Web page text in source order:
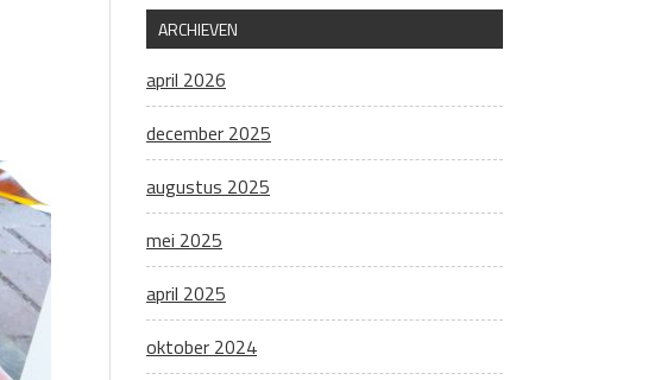
ARCHIEVEN
april 2026
december 2025
augustus 2025
mei 2025
april 2025
oktober 2024